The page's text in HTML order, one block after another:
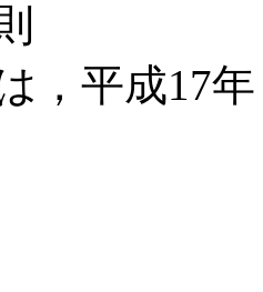
，平成17